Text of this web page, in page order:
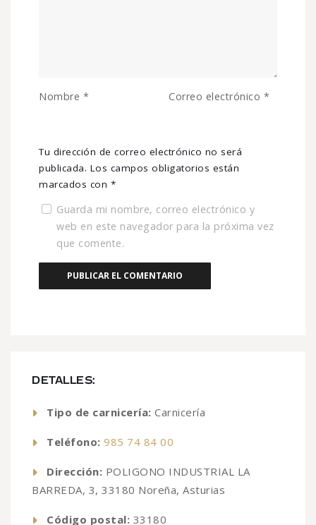
DETALLES:
Tipo de carnicería: Carnicería
Teléfono: 985 74 84 00
Dirección: POLIGONO INDUSTRIAL LA
BARREDA, 3, 33180 Noreña, Asturias
Código postal: 33180
Tu dirección de correo electrónico no será
publicada. Los campos obligatorios están
marcados con *
Nombre * Correo electrónico *
Guarda mi nombre, correo electrónico y
web en este navegador para la próxima vez
que comente.